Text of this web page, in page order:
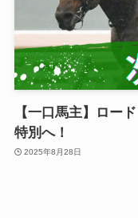
【一口馬主】ロー
特別へ！
2025年8月28日